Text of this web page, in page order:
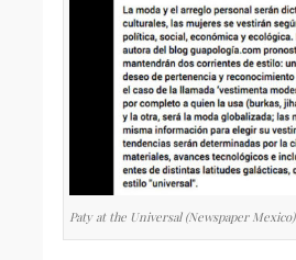
Paty at the Universal (Newspaper Mexico)